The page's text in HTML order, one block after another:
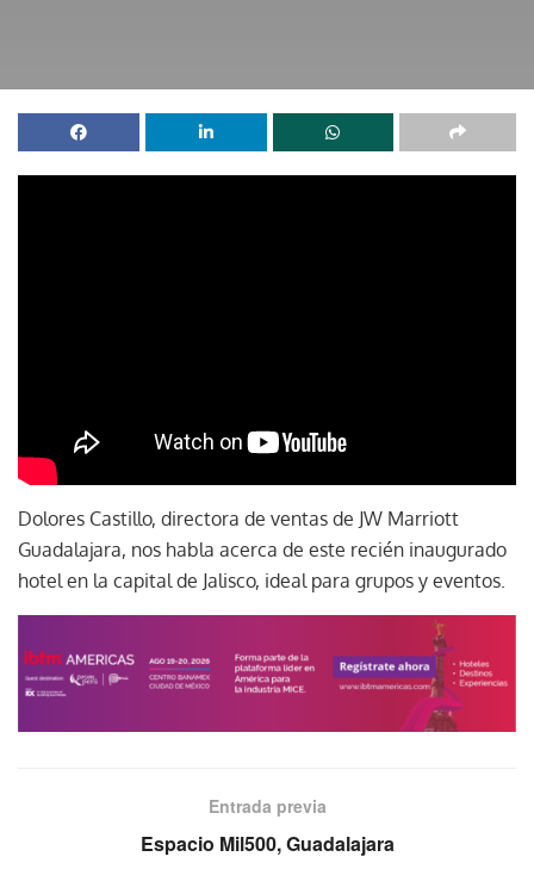
Dolores Castillo, directora de ventas de JW Marriott
Guadalajara, nos habla acerca de este recién inaugurado
hotel en la capital de Jalisco, ideal para grupos y eventos.
Entrada previa
Espacio Mil500, Guadalajara